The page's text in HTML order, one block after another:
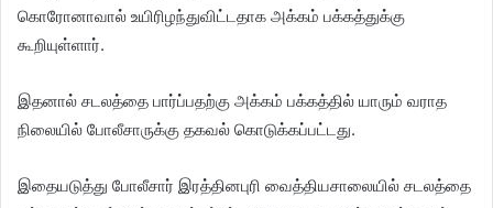
கொரோனாவால் உயிரிழந்துவிட்டதாக அக்கம் பக்கத்துக்கு
கூறியுள்ளார்.
இதனால் சடலத்தை பார்ப்பதற்கு அக்கம் பக்கத்தில் யாரும் வராத
நிலையில் போலீசாருக்கு தகவல் கொடுக்கப்பட்டது.
இதையடுத்து போலீசார் இரத்தினபுரி வைத்தியசாலையில் சடலத்தை